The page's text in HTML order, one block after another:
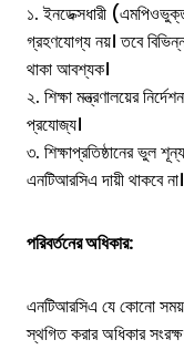
১. ইনডেক্সধারী
গ্রহণযোগ্য নয়। তবে
থাকা আবশ্যক।
২. শিক্ষা মন্ত্রণালয়ের
প্রযোজ্য।
৩. শিক্ষাপ্রতিষ্ঠানের ভুল
এনটিআরসিএ দায়ী থাকবে না।
পরিবর্তনের অধিকার:
এনটিআরসিএ যে কোনো সময়
স্থগিত করার অধিকার